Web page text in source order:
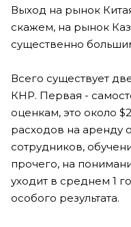
Выход на рынок
скажем, на рынок
существенно
Всего существует
КНР. Первая -
оценкам, это около
расходов на аренду
сотрудников,
прочего, на
уходит в среднем 1
особого результата.